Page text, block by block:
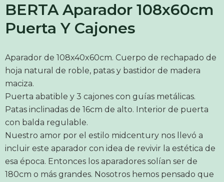
BERTA Aparador 108x60cm
Puerta Y Cajones
Aparador de 108x40x60cm. Cuerpo de rechapado de
hoja natural de roble, patas y bastidor de madera
maciza.
Puerta abatible y 3 cajones con guías metálicas.
Patas inclinadas de 16cm de alto. Interior de puerta
con balda regulable.
Nuestro amor por el estilo midcentury nos llevó a
incluir este aparador con idea de revivir la estética de
esa época. Entonces los aparadores solían ser de
180cm o más grandes. Nosotros hemos pensado que